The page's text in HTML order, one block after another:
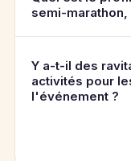
semi-marathon,
Y a-t-il des
activités pour
l'événement ?